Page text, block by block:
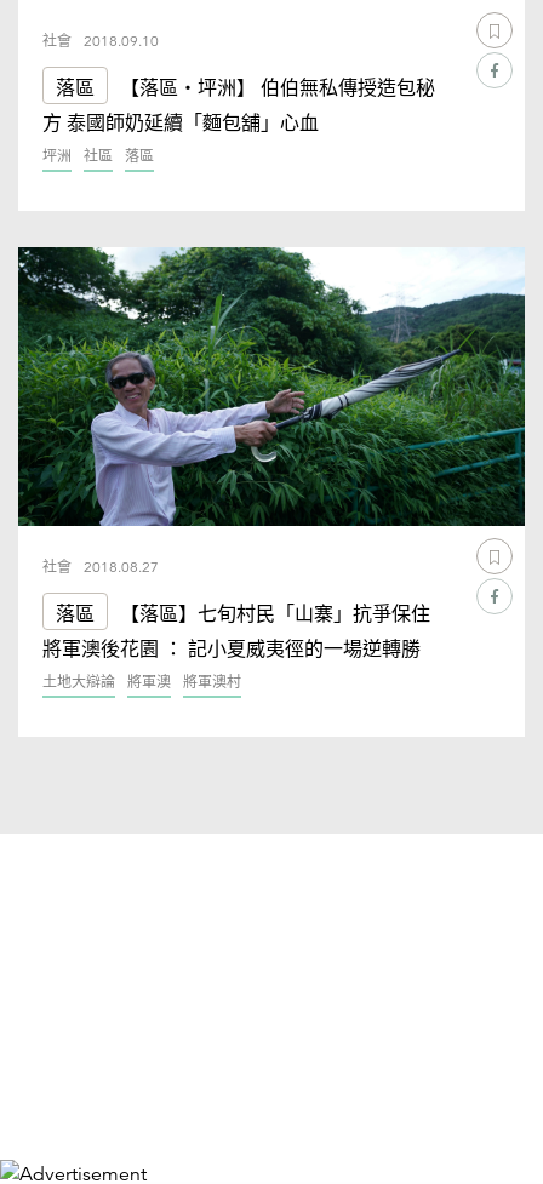
社會 2018.09.10
落區
【落區・坪洲】 伯伯無私傳授造包秘
方 泰國師奶延續「麵包舖」心血
坪洲 社區 落區
社會 2018.08.27
落區
【落區】七旬村民「山寨」抗爭保住
將軍澳後花園 ： 記小夏威夷徑的一場逆轉勝
土地大辯論 將軍澳 將軍澳村